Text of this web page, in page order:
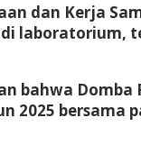
dan Kerja
laboratorium,
bahwa
2025 bersama